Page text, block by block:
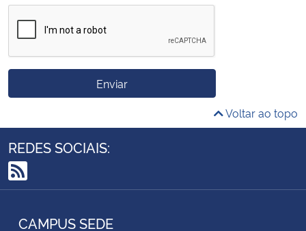
Enviar
Voltar ao topo
REDES SOCIAIS:
RSS
CAMPUS SEDE